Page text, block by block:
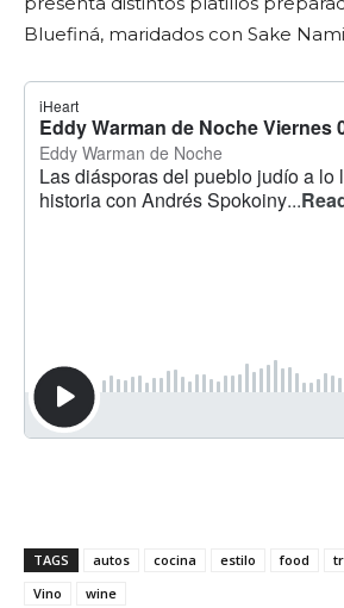
Bluefiná, maridados con Sake
TAGS autos cocina estilo food
Vino
wine